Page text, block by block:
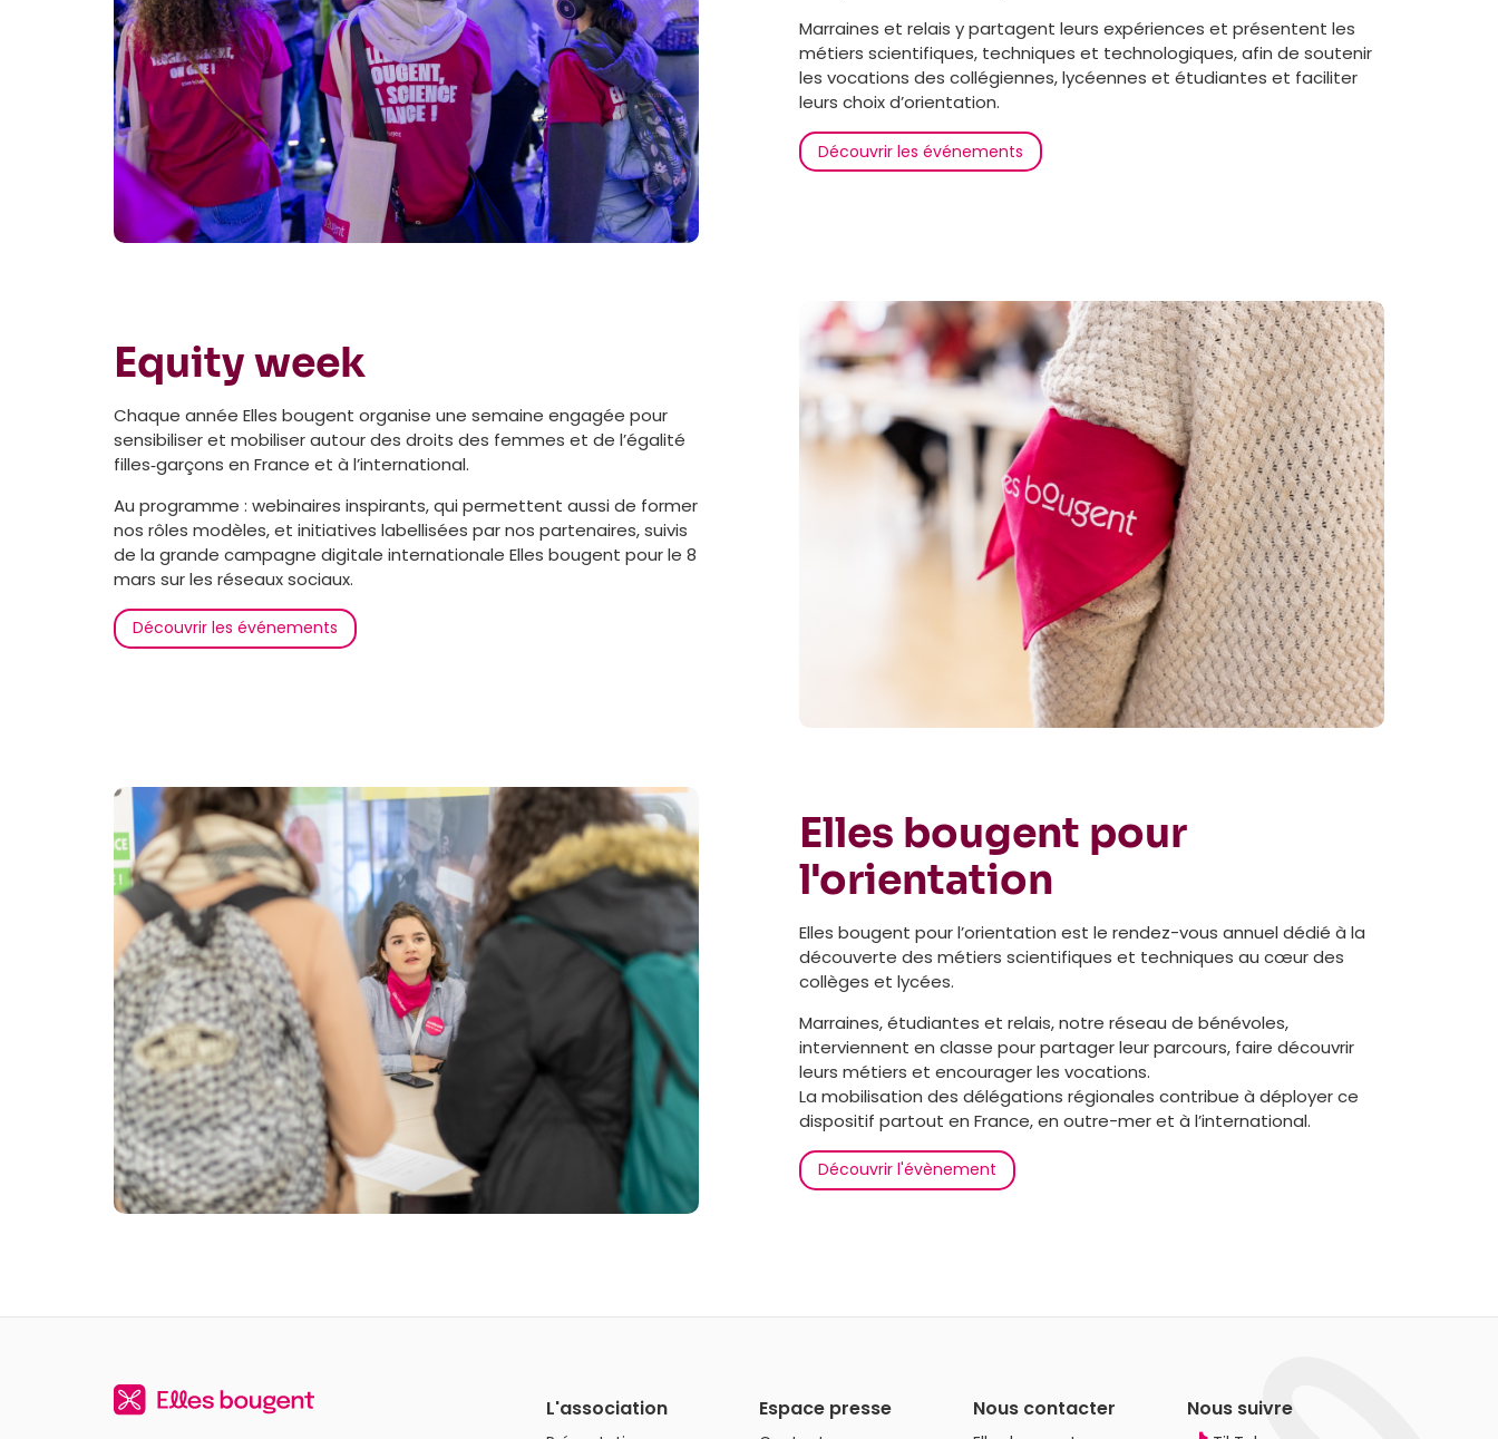
Marraines et relais y partagent leurs expériences et présentent les
métiers scientifiques, techniques et technologiques, afin de soutenir
les vocations des collégiennes, lycéennes et étudiantes et faciliter
leurs choix d’orientation.
Découvrir les événements
Equity week
Chaque année Elles bougent organise une semaine engagée pour
sensibiliser et mobiliser autour des droits des femmes et de l’égalité
filles‑garçons en France et à l’international.
Au programme : webinaires inspirants, qui permettent aussi de former
nos rôles modèles, et initiatives labellisées par nos partenaires, suivis
de la grande campagne digitale internationale Elles bougent pour le 8
mars sur les réseaux sociaux.
Découvrir les événements
Elles bougent pour
l'orientation
Elles bougent pour l’orientation est le rendez-vous annuel dédié à la
découverte des métiers scientifiques et techniques au cœur des
collèges et lycées.
Marraines, étudiantes et relais, notre réseau de bénévoles,
interviennent en classe pour partager leur parcours, faire découvrir
leurs métiers et encourager les vocations.
La mobilisation des délégations régionales contribue à déployer ce
dispositif partout en France, en outre-mer et à l’international.
Découvrir l'évènement
L'association Espace presse Nous contacter Nous suivre